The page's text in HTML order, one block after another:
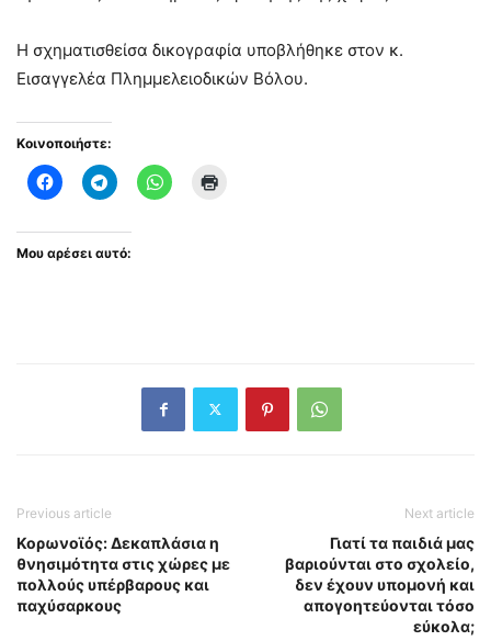
Η σχηματισθείσα δικογραφία υποβλήθηκε στον κ.
Εισαγγελέα Πλημμελειοδικών Βόλου.
Κοινοποιήστε:
Μου αρέσει αυτό:
Previous article
Κορωνοϊός: Δεκαπλάσια η
θνησιμότητα στις χώρες με
πολλούς υπέρβαρους και
παχύσαρκους
Next article
Γιατί τα παιδιά μας
βαριούνται στο σχολείο,
δεν έχουν υπομονή και
απογοητεύονται τόσο
εύκολα;